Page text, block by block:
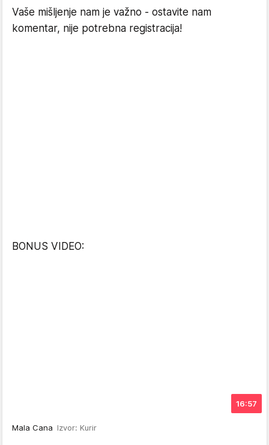
Vaše mišljenje nam je važno - ostavite nam
komentar, nije potrebna registracija!
BONUS VIDEO:
16:57
Mala Cana Izvor: Kurir